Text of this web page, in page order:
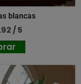
blancas
/ 5